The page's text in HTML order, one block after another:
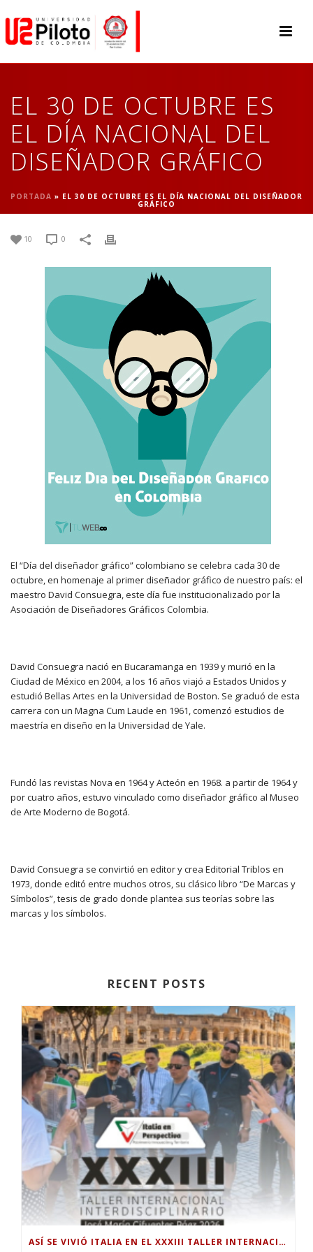
EL 30 DE OCTUBRE ES
EL DÍA NACIONAL DEL
DISEÑADOR GRÁFICO
PORTADA » EL 30 DE OCTUBRE ES EL DÍA NACIONAL DEL DISEÑADOR
GRÁFICO
10 0
El “Día del diseñador gráfico” colombiano se celebra cada 30 de
octubre, en homenaje al primer diseñador gráfico de nuestro país: el
maestro David Consuegra, este día fue institucionalizado por la
Asociación de Diseñadores Gráficos Colombia.
David Consuegra nació en Bucaramanga en 1939 y murió en la
Ciudad de México en 2004, a los 16 años viajó a Estados Unidos y
estudió Bellas Artes en la Universidad de Boston. Se graduó de esta
carrera con un Magna Cum Laude en 1961, comenzó estudios de
maestría en diseño en la Universidad de Yale.
Fundó las revistas Nova en 1964 y Acteón en 1968. a partir de 1964 y
por cuatro años, estuvo vinculado como diseñador gráfico al Museo
de Arte Moderno de Bogotá.
David Consuegra se convirtió en editor y crea Editorial Triblos en
1973, donde editó entre muchos otros, su clásico libro “De Marcas y
Símbolos”, tesis de grado donde plantea sus teorías sobre las
marcas y los símbolos.
RECENT POSTS
ASÍ SE VIVIÓ ITALIA EN EL XXXIII TALLER INTERNACIONAL INTERDISCIPLINAR